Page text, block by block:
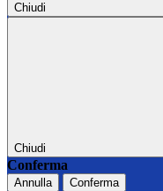
Chiudi
Chiudi
Conferma
Annulla Conferma